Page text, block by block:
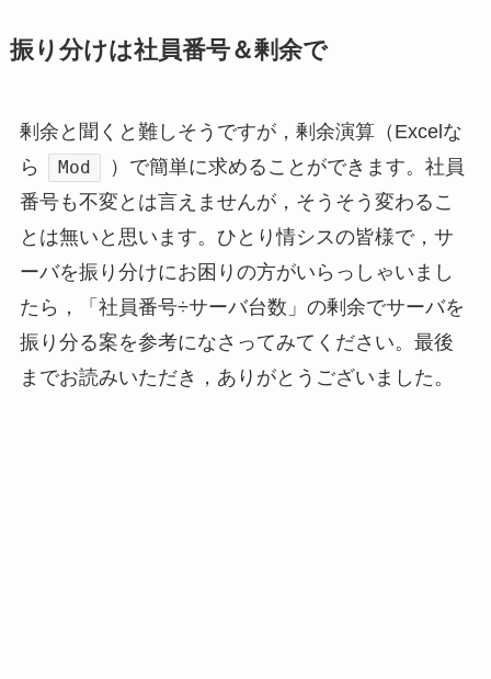
振り分けは社員番号＆剰余で
剰余と聞くと難しそうですが，剰余演算（Excelな
ら
Mod
）で簡単に求めることができます。社員
番号も不変とは言えませんが，そうそう変わるこ
とは無いと思います。ひとり情シスの皆様で，サ
ーバを振り分けにお困りの方がいらっしゃいまし
たら，「社員番号÷サーバ台数」の剰余でサーバを
振り分る案を参考になさってみてください。最後
までお読みいただき，ありがとうございました。